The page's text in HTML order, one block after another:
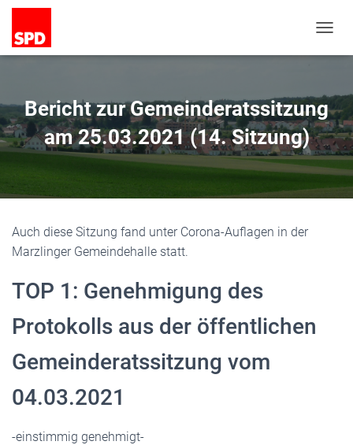
A
G
A
T
I
O
N
U
Bericht zur Gemeinderatssitzung
am 25.03.2021 (14. Sitzung)
Auch diese Sitzung fand unter Corona-Auflagen in der
Marzlinger Gemeindehalle statt.
TOP 1: Genehmigung des
Protokolls aus der öffentlichen
Gemeinderatssitzung vom
04.03.2021
-einstimmig genehmigt-